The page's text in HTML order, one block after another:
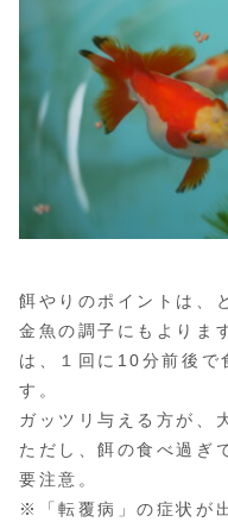
餌やりのポイントは、
金魚の調子にもよりま
は、１回に10分前後で
す。
ガッツリ与える方が、
ただし、餌の食べ過ぎ
要注意。
※「転覆病」の症状が